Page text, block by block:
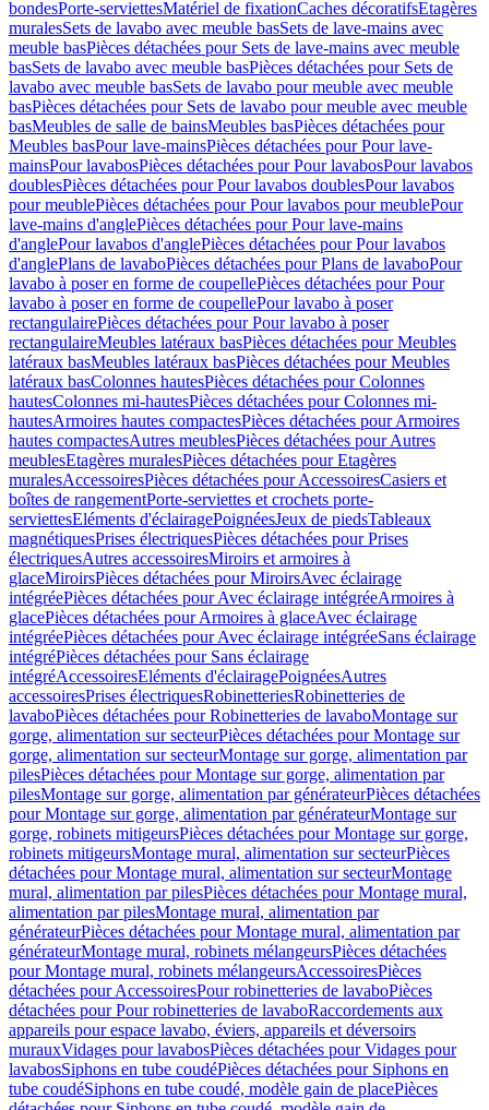
bondesPorte-serviettesMatériel de fixationCaches décoratifsEtagères
muralesSets de lavabo avec meuble basSets de lave-mains avec
meuble basPièces détachées pour Sets de lave-mains avec meuble
basSets de lavabo avec meuble basPièces détachées pour Sets de
lavabo avec meuble basSets de lavabo pour meuble avec meuble
basPièces détachées pour Sets de lavabo pour meuble avec meuble
basMeubles de salle de bainsMeubles basPièces détachées pour
Meubles basPour lave-mainsPièces détachées pour Pour lave-
mainsPour lavabosPièces détachées pour Pour lavabosPour lavabos
doublesPièces détachées pour Pour lavabos doublesPour lavabos
pour meublePièces détachées pour Pour lavabos pour meublePour
lave-mains d'anglePièces détachées pour Pour lave-mains
d'anglePour lavabos d'anglePièces détachées pour Pour lavabos
d'anglePlans de lavaboPièces détachées pour Plans de lavaboPour
lavabo à poser en forme de coupellePièces détachées pour Pour
lavabo à poser en forme de coupellePour lavabo à poser
rectangulairePièces détachées pour Pour lavabo à poser
rectangulaireMeubles latéraux basPièces détachées pour Meubles
latéraux basMeubles latéraux basPièces détachées pour Meubles
latéraux basColonnes hautesPièces détachées pour Colonnes
hautesColonnes mi-hautesPièces détachées pour Colonnes mi-
hautesArmoires hautes compactesPièces détachées pour Armoires
hautes compactesAutres meublesPièces détachées pour Autres
meublesEtagères muralesPièces détachées pour Etagères
muralesAccessoiresPièces détachées pour AccessoiresCasiers et
boîtes de rangementPorte-serviettes et crochets porte-
serviettesEléments d'éclairagePoignéesJeux de piedsTableaux
magnétiquesPrises électriquesPièces détachées pour Prises
électriquesAutres accessoiresMiroirs et armoires à
glaceMiroirsPièces détachées pour MiroirsAvec éclairage
intégréePièces détachées pour Avec éclairage intégréeArmoires à
glacePièces détachées pour Armoires à glaceAvec éclairage
intégréePièces détachées pour Avec éclairage intégréeSans éclairage
intégréPièces détachées pour Sans éclairage
intégréAccessoiresEléments d'éclairagePoignéesAutres
accessoiresPrises électriquesRobinetteriesRobinetteries de
lavaboPièces détachées pour Robinetteries de lavaboMontage sur
gorge, alimentation sur secteurPièces détachées pour Montage sur
gorge, alimentation sur secteurMontage sur gorge, alimentation par
pilesPièces détachées pour Montage sur gorge, alimentation par
pilesMontage sur gorge, alimentation par générateurPièces détachées
pour Montage sur gorge, alimentation par générateurMontage sur
gorge, robinets mitigeursPièces détachées pour Montage sur gorge,
robinets mitigeursMontage mural, alimentation sur secteurPièces
détachées pour Montage mural, alimentation sur secteurMontage
mural, alimentation par pilesPièces détachées pour Montage mural,
alimentation par pilesMontage mural, alimentation par
générateurPièces détachées pour Montage mural, alimentation par
générateurMontage mural, robinets mélangeursPièces détachées
pour Montage mural, robinets mélangeursAccessoiresPièces
détachées pour AccessoiresPour robinetteries de lavaboPièces
détachées pour Pour robinetteries de lavaboRaccordements aux
appareils pour espace lavabo, éviers, appareils et déversoirs
murauxVidages pour lavabosPièces détachées pour Vidages pour
lavabosSiphons en tube coudéPièces détachées pour Siphons en
tube coudéSiphons en tube coudé, modèle gain de placePièces